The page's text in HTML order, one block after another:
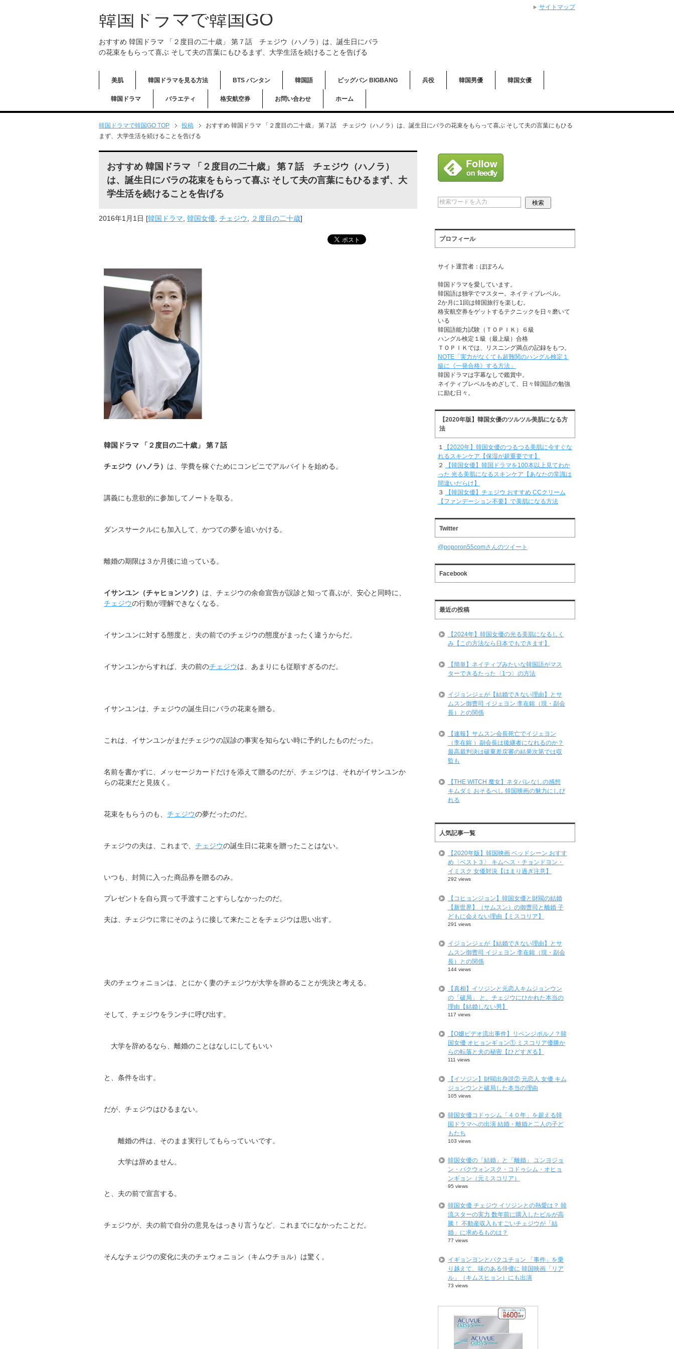
韓国ドラマで韓国GO
おすすめ 韓国ドラマ 「２度目の二十歳」 第７話 チェジウ（ハノラ）は、誕生日にバラ
の花束をもらって喜ぶ そして夫の言葉にもひるまず、大学生活を続けることを告げる
美肌 韓国ドラマを見る方法 BTS バンタン 韓国語 ビッグバン BIGBANG 兵役 韓国男優 韓国女優
韓国ドラマ バラエティ 格安航空券 お問い合わせ ホーム
韓国ドラマで韓国GO TOP 投稿
おすすめ 韓国ドラマ 「２度目の二十歳」 第７話 チェジウ（ハノラ）は、誕生日にバラの花束をもらって喜ぶ そして夫の言葉にもひる
まず、大学生活を続けることを告げる
おすすめ 韓国ドラマ 「２度目の二十歳」 第７話 チェジウ（ハノラ）
は、誕生日にバラの花束をもらって喜ぶ そして夫の言葉にもひるまず、大
学生活を続けることを告げる
2016年1月1日 [韓国ドラマ 韓国女優 チェジウ ２度目の二十歳]
韓国ドラマ 「２度目の二十歳」 第７話
チェジウ（ハノラ） は、学費を稼ぐためにコンビニでアルバイトを始める。
講義にも意欲的に参加してノートを取る。
ダンスサークルにも加入して、かつての夢を追いかける。
離婚の期限は３か月後に迫っている。
イサンユン（チャヒョンソク） は、チェジウの余命宣告が誤診と知って喜ぶが、安心と同時に、
チェジウの行動が理解できなくなる。
イサンユンに対する態度と、夫の前でのチェジウの態度がまったく違うからだ。
イサンユンからすれば、夫の前のチェジウは、あまりにも従順すぎるのだ。
イサンユンは、チェジウの誕生日にバラの花束を贈る。
これは、イサンユンがまだチェジウの誤診の事実を知らない時に予約したものだった。
名前を書かずに、メッセージカードだけを添えて贈るのだが、チェジウは、それがイサンユンか
らの花束だと見抜く。
花束をもらうのも、 チェジウの夢だったのだ。
チェジウの夫は、これまで、 チェジウの誕生日に花束を贈ったことはない。
いつも、封筒に入った商品券を贈るのみ。
プレゼントを自ら買って手渡すことすらしなかったのだ。
夫は、チェジウに常にそのように接して来たことをチェジウは思い出す。
夫のチェウォニョンは、とにかく妻のチェジウが大学を辞めることが先決と考える。
そして、チェジウをランチに呼び出す。
大学を辞めるなら、離婚のことはなしにしてもいい
と、条件を出す。
だが、チェジウはひるまない。
離婚の件は、そのまま実行してもらっていいです。
大学は辞めません。
と、夫の前で宣言する。
チェジウが、夫の前で自分の意見をはっきり言うなど、これまでになかったことだ。
そんなチェジウの変化に夫のチェウォニョン（キムウチョル）は驚く。
プロフィール
サイト運営者：ぽぽろん
韓国ドラマを愛しています。
韓国語は独学でマスター。ネイティブレベル。
2か月に1回は韓国旅行を楽しむ。
格安航空券をゲットするテクニックを日々磨いて
いる
韓国語能力試験（ＴＯＰＩＫ）６級
ハングル検定１級（最上級）合格
ＴＯＰＩＫでは、リスニング満点の記録をもつ。
NOTE「実力がなくても超難関のハングル検定１
級に《一発合格》する方法」
韓国ドラマは字幕なしで鑑賞中。
ネイティブレベルをめざして、日々韓国語の勉強
に励む日々。
【2020年版】韓国女優のツルツル美肌になる方
法
１
【2020年】韓国女優のつるつる美肌に今すぐな
れるスキンケア【保湿が超重要です】
２
【韓国女優】韓国ドラマを100本以上見てわか
った 光る美肌になるスキンケア【あなたの常識は
間違いだらけ】
３
【韓国女優】チェジウ おすすめ CCクリーム
【ファンデーション不要】で美肌になる方法
Twitter
@poporon55comさんのツイート
Facebook
最近の投稿
【2024年】韓国女優の光る美肌になるしく
み【この方法なら日本でもできます】
【簡単】ネイティブみたいな韓国語がマス
ターできるたった〈1つ〉の方法
イジョンジェが【結婚できない理由】とサ
ムスン御曹司 イジェヨン 李在鎔（現・副会
長）との関係
【速報】サムスン会長死亡でイジェヨン
（李在鎔 ）副会長は後継者になれるのか？
最高裁判決は破棄差戻審の結果次第では収
監も
【THE WITCH 魔女】ネタバレなしの感想
キムダミ おそるべし 韓国映画の魅力にしび
れる
人気記事一覧
【2020年版】韓国映画 ベッドシーン おすす
め〈ベスト３〉 キムヘス・チョンドヨン・
イミスク 女優対決【はまり過ぎ注意】
292 views
【コヒョンジョン】韓国女優と財閥の結婚
【新世界】（サムスン）の御曹司と離婚 子
どもに会えない理由【ミスコリア】
291 views
イジョンジェが【結婚できない理由】とサ
ムスン御曹司 イジェヨン 李在鎔（現・副会
長）との関係
144 views
【真相】イソジンと元恋人キムジョンウン
の「破局」 と、チェジウにひかれた本当の
理由【結婚しない男】
117 views
【O嬢ビデオ流出事件】リベンジポルノ？韓
国女優 オヒョンギョン① ミスコリア優勝か
らの転落と夫の秘密【ひどすぎる】
111 views
【イソジン】財閥出身説② 元恋人 女優 キム
ジョンウンと破局した本当の理由
105 views
韓国女優コドゥシム「４０年」を超える韓
国ドラマへの出演 結婚・離婚と二人の子ど
もたち
103 views
韓国女優の「結婚」と「離婚」 ユンヨジョ
ン・パクウォンスク・コドゥシム・オヒョ
ンギョン（元ミスコリア）
95 views
韓国女優 チェジウ イソジンとの熱愛は？ 韓
流スターの実力 数年前に購入したビルが高
騰！ 不動産収入もすごいチェジウが「結
婚」に求めるものは？
77 views
イギョンヨンとパクユチョン 「事件」を乗
り越えて、味のある俳優に 韓国映画「リア
ル」（キムスヒョン）にも出演
73 views
サイトマップ